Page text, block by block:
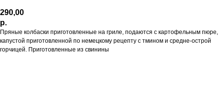
290,00
р.
Пряные колбаски приготовленные на гриле, подаются с картофельным пюре,
капустой приготовленной по немецкому рецепту с тмином и средне-острой
горчицей. Приготовленные из свинины